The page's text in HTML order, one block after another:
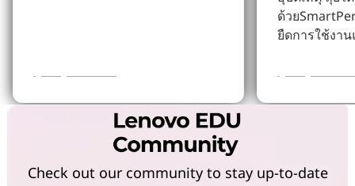
ด้วย
ยืดการใช้งาน
Check out our community to stay up-to-date